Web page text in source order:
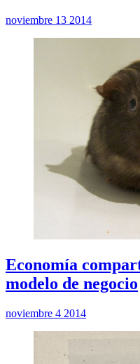
noviembre 13 2014
Economía
modelo de negocio
noviembre 4 2014